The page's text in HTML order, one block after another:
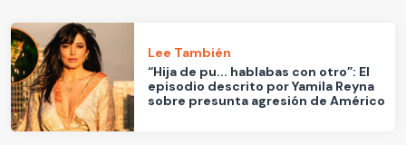
Lee También
“Hija de pu... hablabas con otro”: El
episodio descrito por Yamila Reyna
sobre presunta agresión de Américo